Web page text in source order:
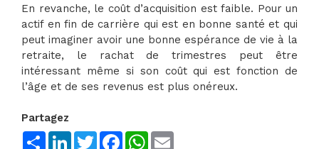
En revanche, le coût d’acquisition est faible. Pour un
actif en fin de carrière qui est en bonne santé et qui
peut imaginer avoir une bonne espérance de vie à la
retraite, le rachat de trimestres peut être
intéressant même si son coût qui est fonction de
l’âge et de ses revenus est plus onéreux.
Partagez
ShareLinkedInTwitterFacebookWhatsApp